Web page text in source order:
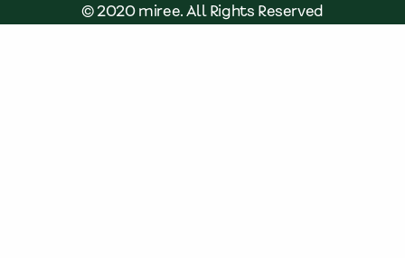
© 2020 miree. All Rights Reserved